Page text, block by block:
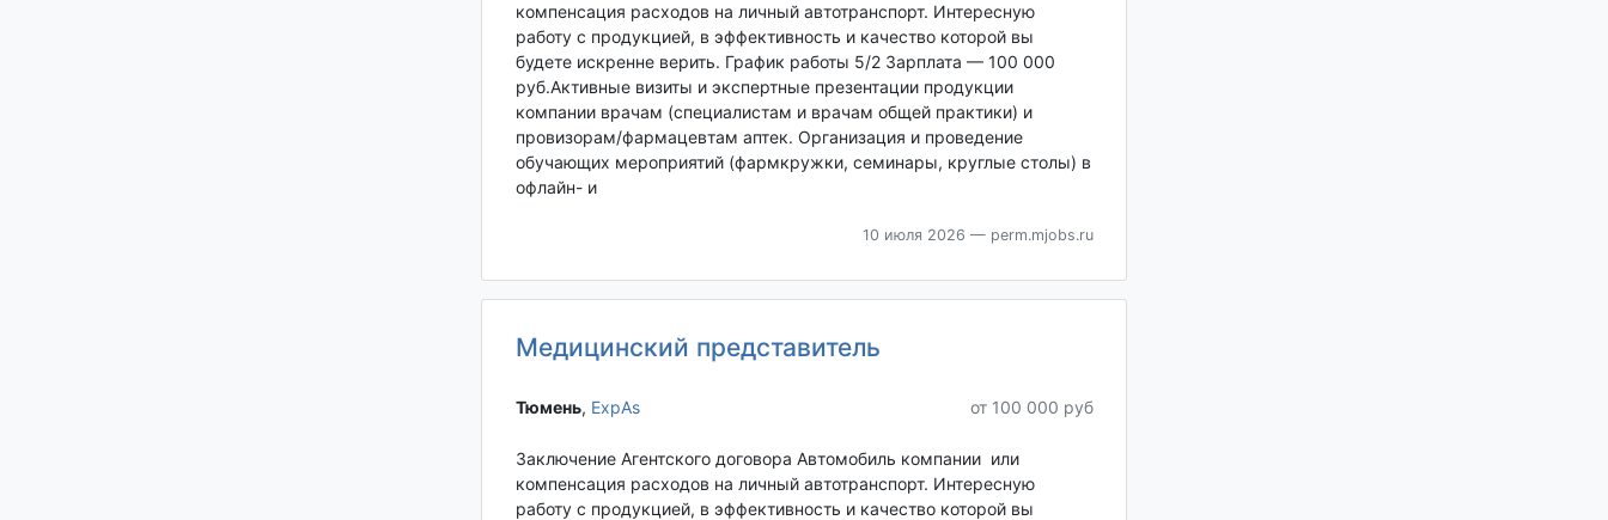
компенсация расходов на личный автотранспорт. Интересную
работу с продукцией, в эффективность и качество которой вы
будете искренне верить. График работы 5/2 Зарплата — 100 000
руб.Активные визиты и экспертные презентации продукции
компании врачам (специалистам и врачам общей практики) и
провизорам/фармацевтам аптек. Организация и проведение
обучающих мероприятий (фармкружки, семинары, круглые столы) в
офлайн- и
10 июля 2026 — perm.mjobs.ru
Медицинский представитель
Тюмень‎, ExpAs от 100 000 руб
Заключение Агентского договора Автомобиль компании или
компенсация расходов на личный автотранспорт. Интересную
работу с продукцией, в эффективность и качество которой вы